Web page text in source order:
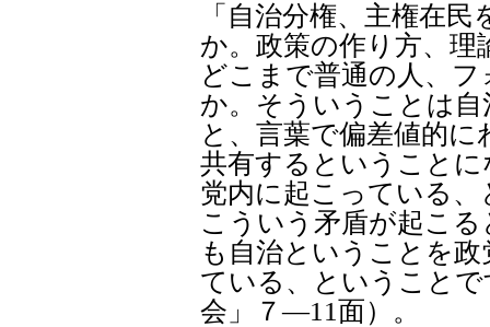
「自治分権、主権在
か。政策の作り方、
どこまで普通の人、
か。そういうことは
と、言葉で偏差値的
共有するということ
党内に起こっている
こういう矛盾が起こ
も自治ということを
ている、ということ
会」７―11面）。